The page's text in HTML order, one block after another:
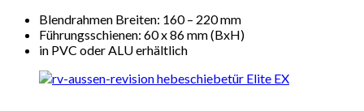
Blendrahmen Breiten: 160 – 220 mm
Führungsschienen: 60 x 86 mm (BxH)
in PVC oder ALU erhältlich